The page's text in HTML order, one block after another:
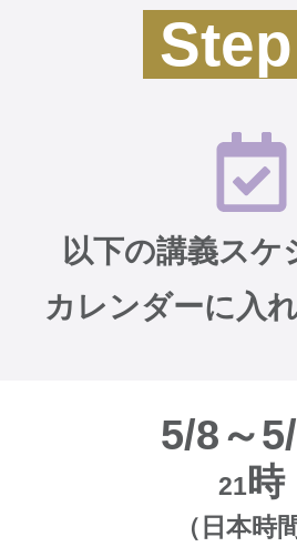
以下の講義スケ
カレンダーに入
5/8～
21時
（日本時